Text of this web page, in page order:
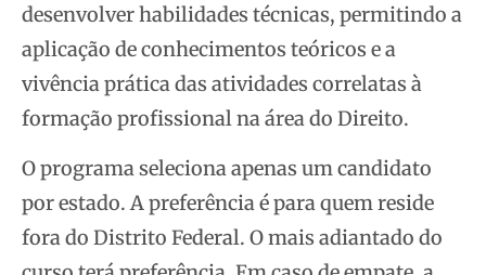
desenvolver habilidades técnicas, permitindo a
aplicação de conhecimentos teóricos e a
vivência prática das atividades correlatas à
formação profissional na área do Direito.
O programa seleciona apenas um candidato
por estado. A preferência é para quem reside
fora do Distrito Federal. O mais adiantado do